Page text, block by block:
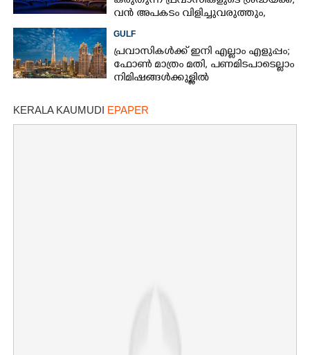
വൻ അപകടം വിളിച്ചുവരുത്തും,
GULF
പ്രവാസികൾക്ക് ഇനി എല്ലാം എളുപ്പം;
ഫോൺ മാത്രം മതി,​ പണമിടപാടെല്ലാം
നിമിഷങ്ങൾക്കുള്ളിൽ
KERALA KAUMUDI EPAPER